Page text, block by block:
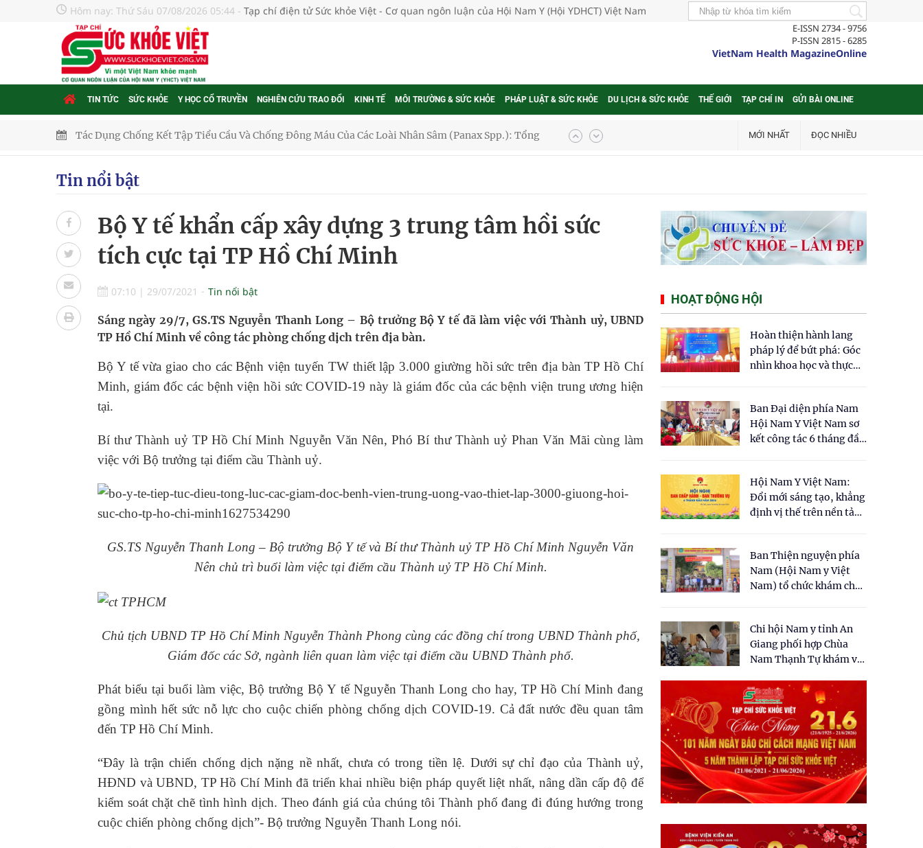
Hôm nay: Thứ Sáu 07/08/2026 05:44 - Tạp chí điện tử Sức khỏe Việt - Cơ quan ngôn luận của Hội Nam Y (Hội YDHCT) Việt Nam
E-ISSN 2734 - 9756
P-ISSN 2815 - 6285
VietNam Health MagazineOnline
TIN TỨC SỨC KHỎE Y HỌC CỔ TRUYỀN NGHIÊN CỨU TRAO ĐỔI KINH TẾ MÔI TRƯỜNG & SỨC KHỎE PHÁP LUẬT & SỨC KHỎE DU LỊCH & SỨC KHỎE THẾ GIỚI TẠP CHÍ IN GỬI BÀI ONLINE
Tác Dụng Chống Kết Tập Tiểu Cầu Và Chống Đông Máu Của Các Loài Nhân Sâm (Panax Spp.): Tổng
Quan Bằng Chứng Dược Lý Và Cơ Chế Phân Tử
"Nền kinh tế bạc" có thể trở thành động lực tăng trưởng mới của Việt Nam
bảo vệ sức khỏe Nhân dân
Không chỉ cắt tóc, Đông Tây Barbershop dành nguồn lực cho môi trường và cộng đồng
Bệnh viện không được thu thêm tiền của người bệnh bảo hiểm y tế nếu không đăng ký khám theo yêu
cầu
Ung thư thận: Nguy hiểm vì tiến triển quá âm thầm
Nhiều chuỗi hoạt động lớn được diễn ra tại Lễ hội sầu riêng 2026
Súp lơ xanh mang đến hy vọng mới trong phòng ngừa ung thư
MỚI NHẤT ĐỌC NHIỀU
Tin nổi bật
Bộ Y tế khẩn cấp xây dựng 3 trung tâm hồi sức
tích cực tại TP Hồ Chí Minh
07:10 | 29/07/2021 Tin nổi bật
Sáng ngày 29/7, GS.TS Nguyễn Thanh Long – Bộ trưởng Bộ Y tế đã làm việc với Thành uỷ, UBND
TP Hồ Chí Minh về công tác phòng chống dịch trên địa bàn.
Bộ Y tế vừa giao cho các Bệnh viện tuyến TW thiết lập 3.000 giường hồi sức trên địa bàn TP Hồ Chí
Minh, giám đốc các bệnh viện hồi sức COVID-19 này là giám đốc của các bệnh viện trung ương hiện
tại.
Bí thư Thành uỷ TP Hồ Chí Minh Nguyễn Văn Nên, Phó Bí thư Thành uỷ Phan Văn Mãi cùng làm
việc với Bộ trưởng tại điểm cầu Thành uỷ.
GS.TS Nguyễn Thanh Long – Bộ trưởng Bộ Y tế và Bí thư Thành uỷ TP Hồ Chí Minh Nguyễn Văn
Nên chủ trì buổi làm việc tại điểm cầu Thành uỷ TP Hồ Chí Minh.
Chủ tịch UBND TP Hồ Chí Minh Nguyễn Thành Phong cùng các đồng chí trong UBND Thành phố,
Giám đốc các Sở, ngành liên quan làm việc tại điểm cầu UBND Thành phố.
Phát biểu tại buổi làm việc, Bộ trưởng Bộ Y tế Nguyễn Thanh Long cho hay, TP Hồ Chí Minh đang
gồng mình hết sức nỗ lực cho cuộc chiến phòng chống dịch COVID-19. Cả đất nước đều quan tâm
đến TP Hồ Chí Minh.
“Đây là trận chiến chống dịch nặng nề nhất, chưa có trong tiền lệ. Dưới sự chỉ đạo của Thành uỷ,
HĐND và UBND, TP Hồ Chí Minh đã triển khai nhiều biện pháp quyết liệt nhất, nâng dần cấp độ để
kiểm soát chặt chẽ tình hình dịch. Theo đánh giá của chúng tôi Thành phố đang đi đúng hướng trong
cuộc chiến phòng chống dịch”- Bộ trưởng Nguyễn Thanh Long nói.
HOẠT ĐỘNG HỘI
Hoàn thiện hành lang
pháp lý để bứt phá: Góc
nhìn khoa học và thực
cho Luật Y dược cổ
truyền Việt Nam"
Ban Đại diện phía Nam
Hội Nam Y Việt Nam sơ
kết công tác 6 tháng đầu
Hội Nam Y Việt Nam:
Đổi mới sáng tạo, khẳng
định vị thế trên nền tảng
Ban Thiện nguyện phía
Nam (Hội Nam y Việt
Nam) tổ chức khám chữa
dân tại xã Tân Tập
Chi hội Nam y tỉnh An
Giang phối hợp Chùa
Nam Thạnh Tự khám và
nhân dân